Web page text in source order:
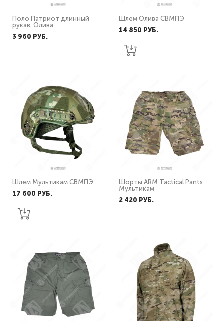
Поло Патриот длинный
рукав. Олива
3 960 PУБ.
Шлем Олива СВМПЭ
14 850 PУБ.
Шлем Мультикам СВМПЭ
17 600 PУБ.
Шорты ARM Tactical Pants
Мультикам
2 420 PУБ.